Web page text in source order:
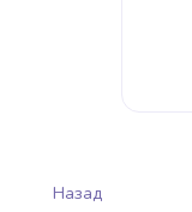
Назад